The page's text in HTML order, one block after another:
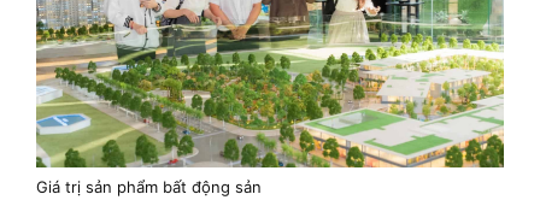
Giá trị sản phẩm bất động sản